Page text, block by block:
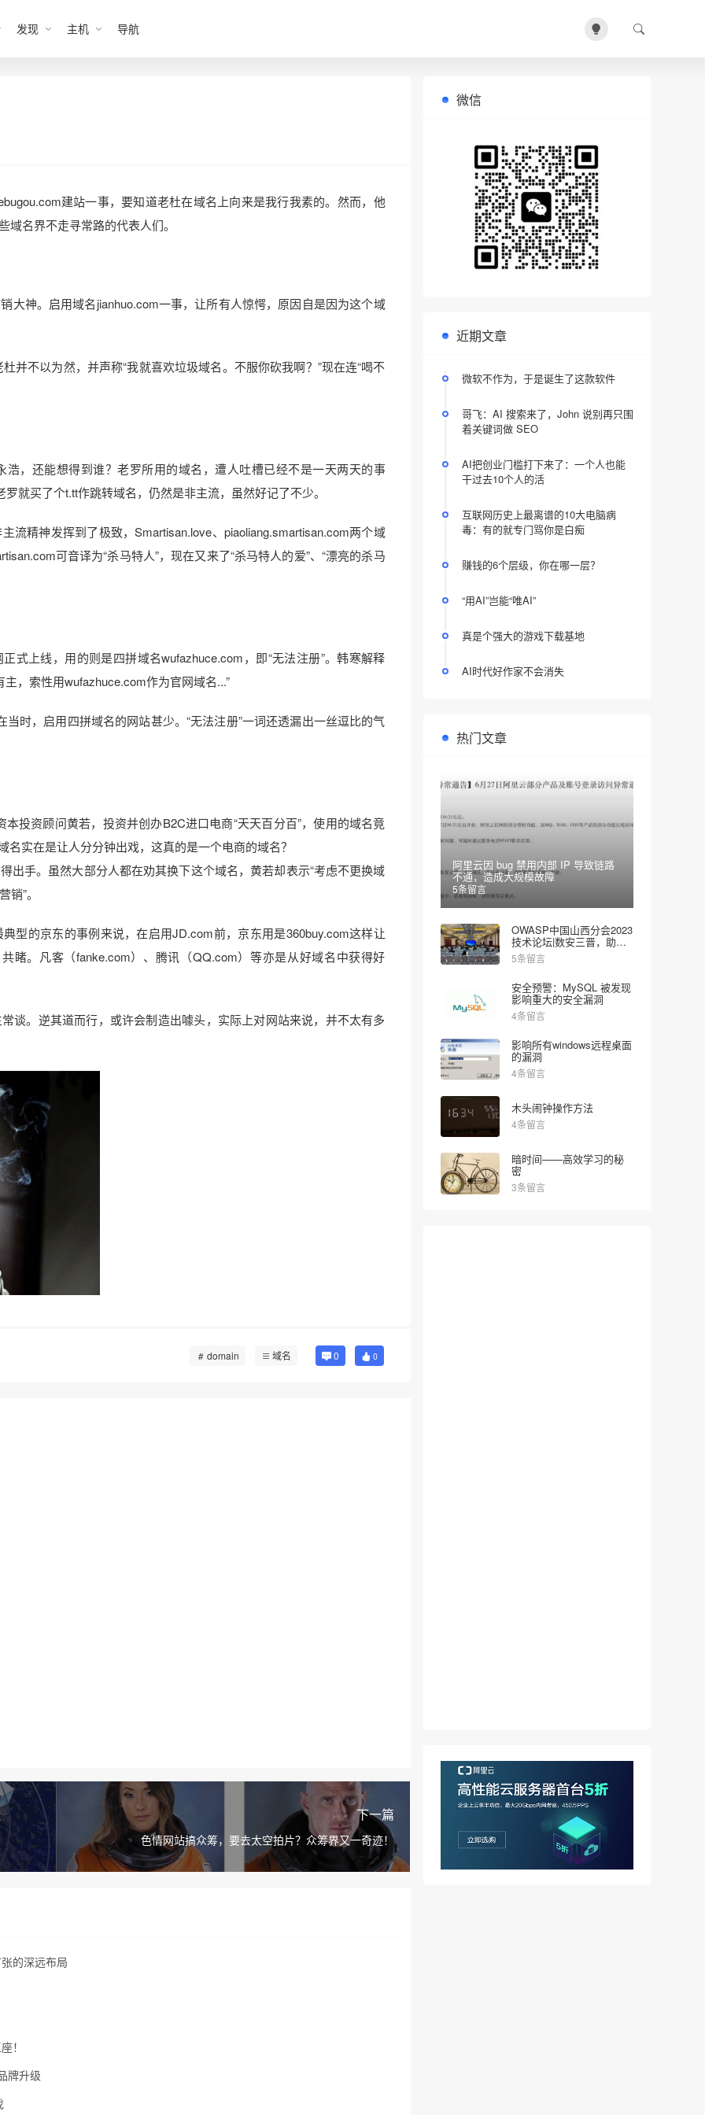
发现 主机 导航
建站一事，要知道老杜在域名上向来是我行我素的。然而，他
名界不走寻常路的代表人们。
大神。启用域名jianhuo.com一事，让所有人惊愕，原因自是因为这个域
并不以为然，并声称“我就喜欢垃圾域名。不服你砍我啊？”现在连“喝不
，还能想得到谁？老罗所用的域名，遭人吐槽已经不是一天两天的事
就买了个t.tt作跳转域名，仍然是非主流，虽然好记了不少。
流精神发挥到了极致，Smartisan.love、piaoliang.smartisan.com两个域
可音译为“杀马特人”，现在又来了“杀马特人的爱”、“漂亮的杀马
式上线，用的则是四拼域名wufazhuce.com，即“无法注册”。韩寒解释
，索性用wufazhuce.com作为官网域名...”
时，启用四拼域名的网站甚少。“无法注册”一词还透漏出一丝逗比的气
投资顾问黄若，投资并创办B2C进口电商“天天百分百”，使用的域名竟
名实在是让人分分钟出戏，这真的是一个电商的域名？
出手。虽然大部分人都在劝其换下这个域名，黄若却表示“考虑不更换域
”。
型的京东的事例来说，在启用JD.com前，京东用是360buy.com这样让
睹。凡客（fanke.com）、腾讯（QQ.com）等亦是从好域名中获得好
谈。逆其道而行，或许会制造出噱头，实际上对网站来说，并不太有多
domain 域名 0 0
下一篇
色情网站搞众筹，要去太空拍片？众筹界又一奇迹！
的深远布局
！
牌升级
微信
近期文章
微软不作为，于是诞生了这款软件
哥飞：AI 搜索来了，John 说别再只围
着关键词做 SEO
AI把创业门槛打下来了：一个人也能
干过去10个人的活
互联网历史上最离谱的10大电脑病
毒：有的就专门骂你是白痴
赚钱的6个层级，你在哪一层？
“用AI”岂能“唯AI”
真是个强大的游戏下载基地
AI时代好作家不会消失
热门文章
阿里云因 bug 禁用内部 IP 导致链路
不通，造成大规模故障
5条留言
OWASP中国山西分会2023
技术论坛|数安三晋，助力
网安
5条留言
安全预警：MySQL 被发现
影响重大的安全漏洞
4条留言
影响所有windows远程桌面
的漏洞
4条留言
木头闹钟操作方法
4条留言
暗时间——高效学习的秘
密
3条留言